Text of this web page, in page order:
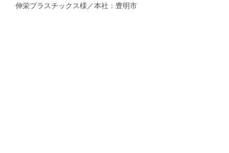
伸栄プラスチックス様／本社：豊明市